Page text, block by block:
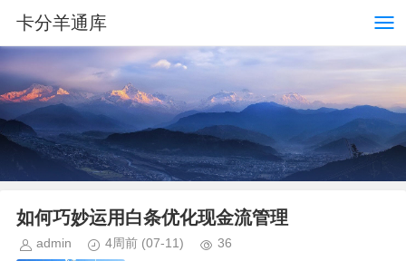
卡分羊通库
如何巧妙运用白条优化现金流管理
admin 4周前 (07-11) 36